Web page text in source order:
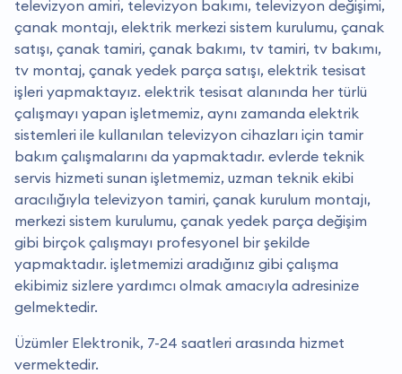
televizyon amiri, televizyon bakımı, televizyon değişimi,
çanak montajı, elektrik merkezi sistem kurulumu, çanak
satışı, çanak tamiri, çanak bakımı, tv tamiri, tv bakımı,
tv montaj, çanak yedek parça satışı, elektrik tesisat
işleri yapmaktayız. elektrik tesisat alanında her türlü
çalışmayı yapan işletmemiz, aynı zamanda elektrik
sistemleri ile kullanılan televizyon cihazları için tamir
bakım çalışmalarını da yapmaktadır. evlerde teknik
servis hizmeti sunan işletmemiz, uzman teknik ekibi
aracılığıyla televizyon tamiri, çanak kurulum montajı,
merkezi sistem kurulumu, çanak yedek parça değişim
gibi birçok çalışmayı profesyonel bir şekilde
yapmaktadır. i̇şletmemizi aradığınız gibi çalışma
ekibimiz sizlere yardımcı olmak amacıyla adresinize
gelmektedir.
Üzümler Elektronik, 7-24 saatleri arasında hizmet
vermektedir.